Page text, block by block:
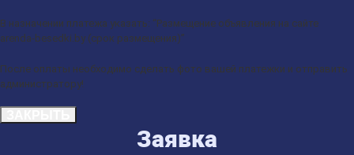
В назначении платежа указать: “Размещение объявления на сайте
arenda-besedki.by (срок размещения)”
После оплаты необходимо сделать фото вашей платежки и отправить
администратору!
Заявка